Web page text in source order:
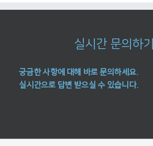
실시간 문의하기
궁금한 사항에 대해 바로 문의하세요.
실시간으로 답변 받으실 수 있습니다.